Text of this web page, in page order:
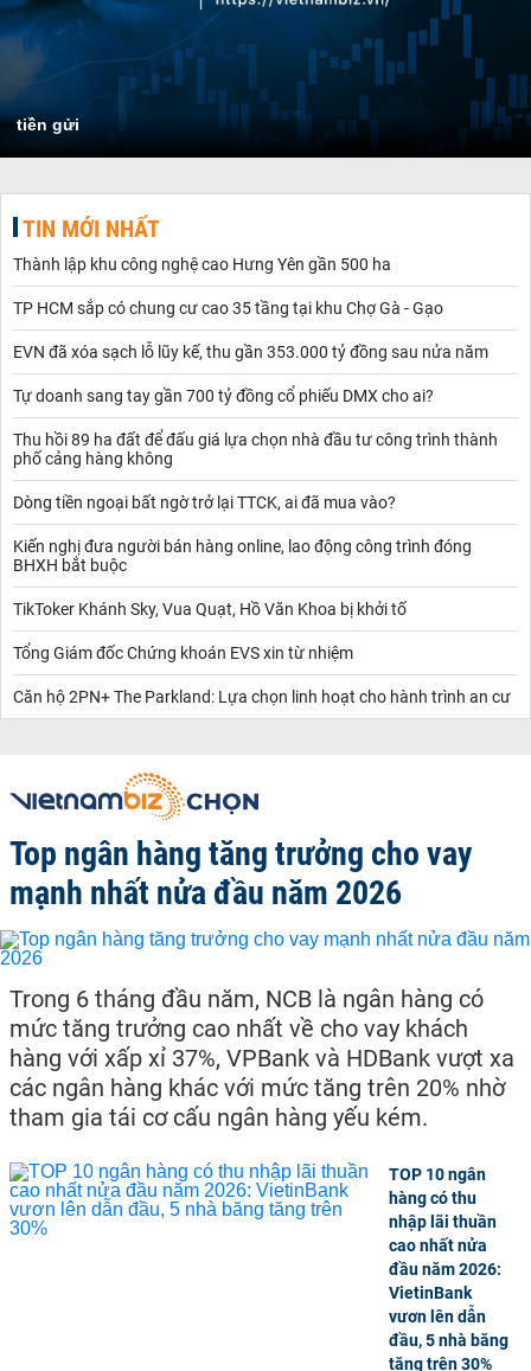
tiền gửi
TIN MỚI NHẤT
Thành lập khu công nghệ cao Hưng Yên gần 500 ha
TP HCM sắp có chung cư cao 35 tầng tại khu Chợ Gà - Gạo
EVN đã xóa sạch lỗ lũy kế, thu gần 353.000 tỷ đồng sau nửa năm
Tự doanh sang tay gần 700 tỷ đồng cổ phiếu DMX cho ai?
Thu hồi 89 ha đất để đấu giá lựa chọn nhà đầu tư công trình thành
phố cảng hàng không
Dòng tiền ngoại bất ngờ trở lại TTCK, ai đã mua vào?
Kiến nghị đưa người bán hàng online, lao động công trình đóng
BHXH bắt buộc
TikToker Khánh Sky, Vua Quạt, Hồ Văn Khoa bị khởi tố
Tổng Giám đốc Chứng khoán EVS xin từ nhiệm
Căn hộ 2PN+ The Parkland: Lựa chọn linh hoạt cho hành trình an cư
Top ngân hàng tăng trưởng cho vay
mạnh nhất nửa đầu năm 2026
Trong 6 tháng đầu năm, NCB là ngân hàng có
mức tăng trưởng cao nhất về cho vay khách
hàng với xấp xỉ 37%, VPBank và HDBank vượt xa
các ngân hàng khác với mức tăng trên 20% nhờ
tham gia tái cơ cấu ngân hàng yếu kém.
TOP 10 ngân
hàng có thu
nhập lãi thuần
cao nhất nửa
đầu năm 2026:
VietinBank
vươn lên dẫn
đầu, 5 nhà băng
tăng trên 30%